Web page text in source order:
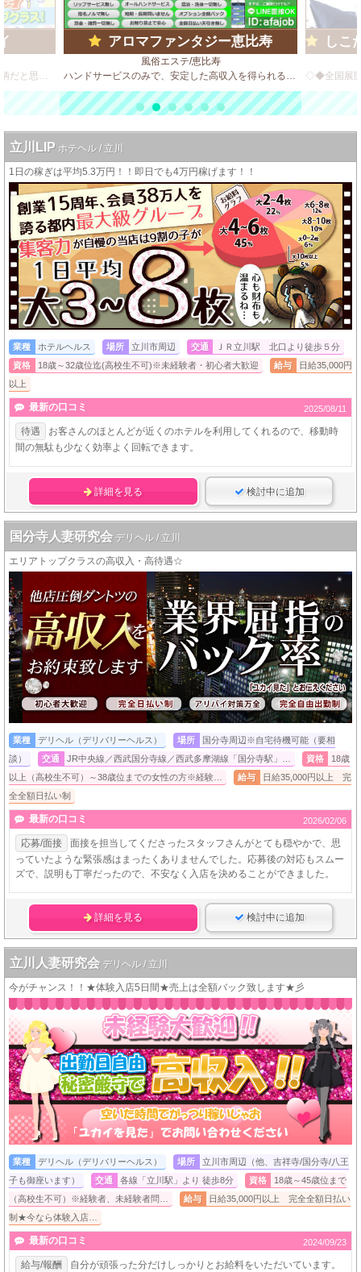
信頼と実績で35年！！ 六本木という土地柄だと思いますが、客質が良いのが自慢のひとつです。 決してハードサービスは求めません！
アロマファンタジー恵比寿
風俗エステ/恵比寿
ハンドサービスのみで、安定した高収入を得られるチャンスです☆
しこ
立川LIP ホテヘル / 立川
1日の稼ぎは平均5.3万円！！即日でも4万円稼げます！！
業種 ホテルヘルス 場所 立川市周辺 交通
ＪＲ立川駅 北口より徒歩５分
資格
18歳～32歳位迄(高校生不可)※未経験者・初心者大歓迎 給与
日給35,000円
以上
最新の口コミ 2025/08/11
待遇
お客さんのほとんどが近くのホテルを利用してくれるので、移動時
間の無駄も少なく効率よく回転できます。
詳細を見る 検討中に追加
国分寺人妻研究会 デリヘル / 立川
エリアトップクラスの高収入・高待遇☆
業種 デリヘル（デリバリーヘルス） 場所
国分寺周辺※自宅待機可能（要相
談）
交通 JR中央線／西武国分寺線／西武多摩湖線「国分寺駅」… 資格
18歳
以上（高校生不可）～38歳位までの女性の方※経験…
給与
日給35,000円以上 完
全全額日払い制
最新の口コミ 2026/02/06
応募/面接
面接を担当してくださったスタッフさんがとても穏やかで、思
っていたような緊張感はまったくありませんでした。応募後の対応もスムー
ズで、説明も丁寧だったので、不安なく入店を決めることができました。
詳細を見る 検討中に追加
立川人妻研究会 デリヘル / 立川
今がチャンス！！★体験入店5日間★売上は全額バック致します★彡
業種 デリヘル（デリバリーヘルス） 場所
立川市周辺（他、吉祥寺/国分寺/八王
子も御座います）
交通 各線「立川駅」より 徒歩8分 資格
18歳～45歳位まで
（高校生不可）※経験者、未経験者問…
給与
日給35,000円以上 完全全額日払い
制★今なら体験入店…
最新の口コミ 2024/09/23
給与/報酬
自分が頑張った分だけしっかりとお給料をいただいています。